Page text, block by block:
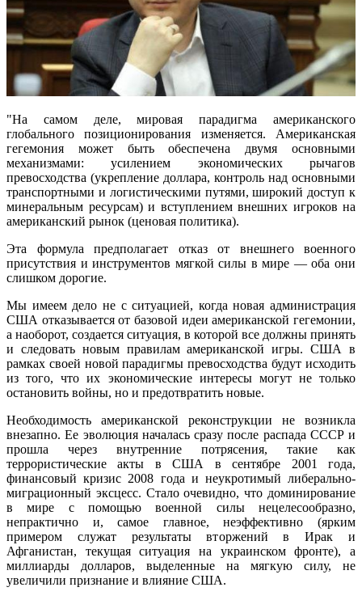
"На самом деле, мировая парадигма американского
глобального позиционирования изменяется. Американская
гегемония может быть обеспечена двумя основными
механизмами: усилением экономических рычагов
превосходства (укрепление доллара, контроль над основными
транспортными и логистическими путями, широкий доступ к
минеральным ресурсам) и вступлением внешних игроков на
американский рынок (ценовая политика).
Эта формула предполагает отказ от внешнего военного
присутствия и инструментов мягкой силы в мире — оба они
слишком дорогие.
Мы имеем дело не с ситуацией, когда новая администрация
США отказывается от базовой идеи американской гегемонии,
а наоборот, создается ситуация, в которой все должны принять
и следовать новым правилам американской игры. США в
рамках своей новой парадигмы превосходства будут исходить
из того, что их экономические интересы могут не только
остановить войны, но и предотвратить новые.
Необходимость американской реконструкции не возникла
внезапно. Ее эволюция началась сразу после распада СССР и
прошла через внутренние потрясения, такие как
террористические акты в США в сентябре 2001 года,
финансовый кризис 2008 года и неукротимый либерально-
миграционный эксцесс. Стало очевидно, что доминирование
в мире с помощью военной силы нецелесообразно,
непрактично и, самое главное, неэффективно (ярким
примером служат результаты вторжений в Ирак и
Афганистан, текущая ситуация на украинском фронте), а
миллиарды долларов, выделенные на мягкую силу, не
увеличили признание и влияние США.